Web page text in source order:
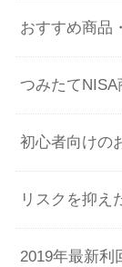
おすすめ商品
つみたて
初心者向けの
リスクを抑え
2019年最新利